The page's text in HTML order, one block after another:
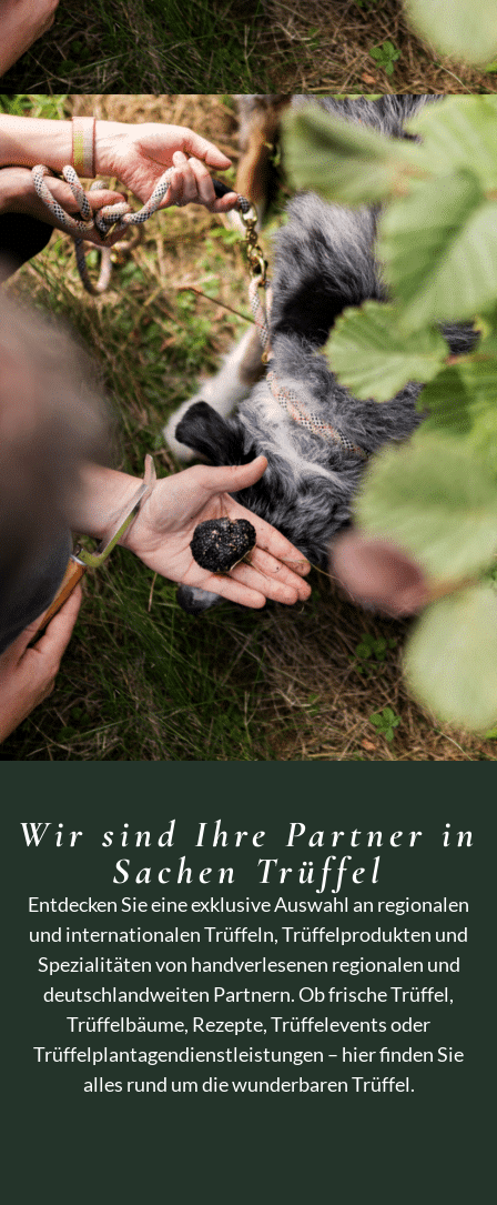
Wir sind Ihre Partner in
Sachen Trüffel
Entdecken Sie eine exklusive Auswahl an regionalen
und internationalen Trüffeln, Trüffelprodukten und
Spezialitäten von handverlesenen regionalen und
deutschlandweiten Partnern. Ob frische Trüffel,
Trüffelbäume, Rezepte, Trüffelevents oder
Trüffelplantagendienstleistungen – hier finden Sie
alles rund um die wunderbaren Trüffel.